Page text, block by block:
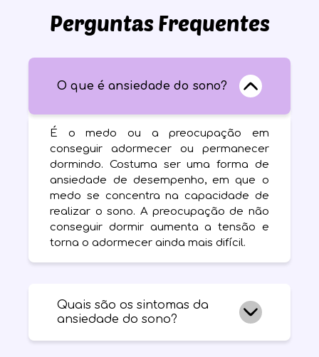
Perguntas Frequentes
O que é ansiedade do sono?
É o medo ou a preocupação em
conseguir adormecer ou permanecer
dormindo. Costuma ser uma forma de
ansiedade de desempenho, em que o
medo se concentra na capacidade de
realizar o sono. A preocupação de não
conseguir dormir aumenta a tensão e
torna o adormecer ainda mais difícil.
Quais são os sintomas da
ansiedade do sono?